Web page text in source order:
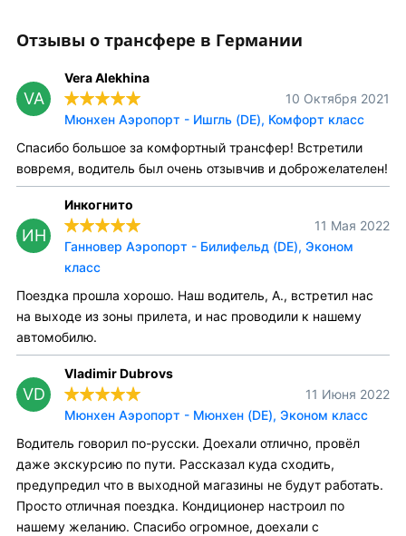
Отзывы о трансфере в Германии
VA
Vera Alekhina
10 Октября 2021
Мюнхен Аэропорт - Ишгль (DE), Комфорт класс
Спасибо большое за комфортный трансфер! Встретили
вовремя, водитель был очень отзывчив и доброжелателен!
ИН
Инкогнито
11 Мая 2022
Ганновер Аэропорт - Билифельд (DE), Эконом
класс
Поездка прошла хорошо. Наш водитель, А., встретил нас
на выходе из зоны прилета, и нас проводили к нашему
автомобилю.
VD
Vladimir Dubrovs
11 Июня 2022
Мюнхен Аэропорт - Мюнхен (DE), Эконом класс
Водитель говорил по-русски. Доехали отлично, провёл
даже экскурсию по пути. Рассказал куда сходить,
предупредил что в выходной магазины не будут работать.
Просто отличная поездка. Кондиционер настроил по
нашему желанию. Спасибо огромное, доехали с